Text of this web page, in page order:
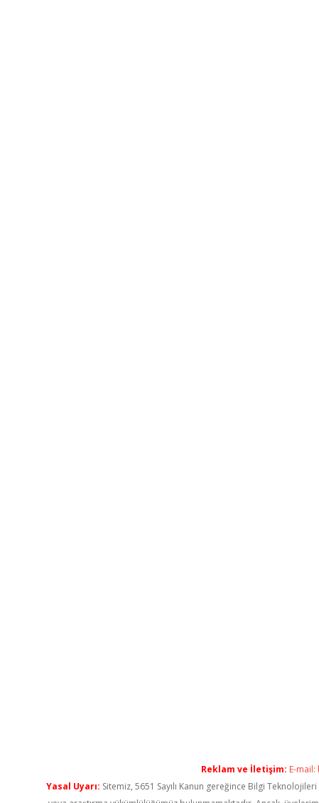
Reklam ve İletişim: E-mail:
Yasal Uyarı: Sitemiz, 5651 Sayılı Kanun gereğince Bilgi